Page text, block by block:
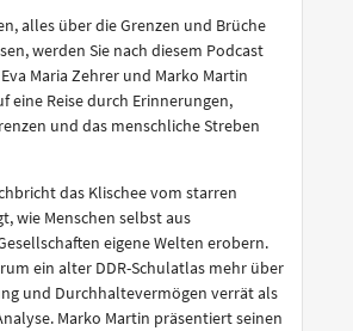
alles über die Grenzen und Brüche
werden Sie nach diesem Podcast
Maria Zehrer und Marko Martin
eine Reise durch Erinnerungen,
und das menschliche Streben
das Klischee vom starren
wie Menschen selbst aus
eigene Welten erobern.
ein alter DDR-Schulatlas mehr über
und Durchhaltevermögen verrät als
Marko Martin präsentiert seinen